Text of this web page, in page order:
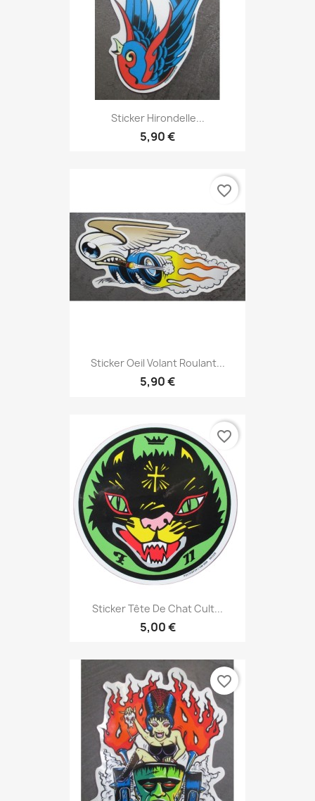
Sticker Hirondelle...
5,90 €
Sticker Oeil Volant Roulant...
5,90 €
favorite_border
Sticker Tête De Chat Cult...
5,00 €
favorite_border
favorite_border